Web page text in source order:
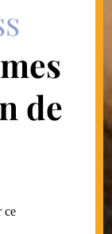
de
ce